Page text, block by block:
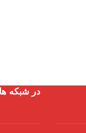
در شبکه